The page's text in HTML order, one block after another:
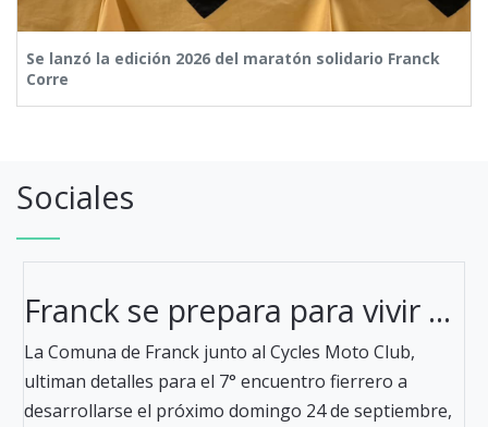
Se lanzó la edición 2026 del maratón solidario Franck
Corre
Sociales
Franck se prepara para vivir ...
La Comuna de Franck junto al Cycles Moto Club,
ultiman detalles para el 7° encuentro fierrero a
desarrollarse el próximo domingo 24 de septiembre,